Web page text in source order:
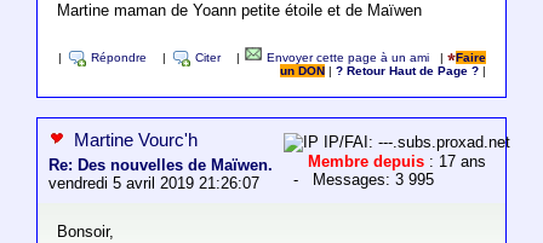
Martine maman de Yoann petite étoile et de Maïwen
Répondre Citer Envoyer cette page à un ami |
Faire
un DON
|? Retour Haut de Page ?
Martine Vourc'h
Re: Des nouvelles de Maïwen.
vendredi 5 avril 2019 21:26:07
IP/FAI: ---.subs.proxad.net
Membre depuis : 17 ans
- Messages: 3 995
Bonsoir,